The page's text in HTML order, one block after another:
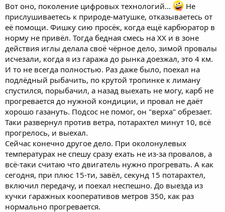
Вот оно, поколение цифровых технологий...
Не
прислушиваетесь к природе-матушке, отказываетесь от
её помощи. Фишку сию просёк, когда ещё карбюратор в
норму не привёл. Тогда бедная смесь на ХХ и в зоне
действия иглы делала своё чёрное дело, зимой провалы
исчезали, когда я из гаража до рынка доезжал, это 4 км.
И то не всегда полностью. Раз даже было, поехал на
подлёдный рыбачить, по крутой тропинке к лиману
спустился, порыбачил, а назад выехать не могу, карб не
прогревается до нужной кондиции, и провал не даёт
хорошо газануть. Подсос не помог, он "верха" обрезает.
Таки развернул против ветра, потарахтел минут 10, всё
прогрелось, и выехал.
Сейчас конечно другое дело. При околонулевых
температурах не спешу сразу ехать не из-за провалов, а
всё-таки считаю что двигатель нужно прогревать. А как
сегодня, при плюс 15-ти, завёл, секунд 15 потарахтел,
включил передачу, и поехал неспешно. До выезда из
кучки гаражных кооперативов метров 350, как раз
нормально прогревается.